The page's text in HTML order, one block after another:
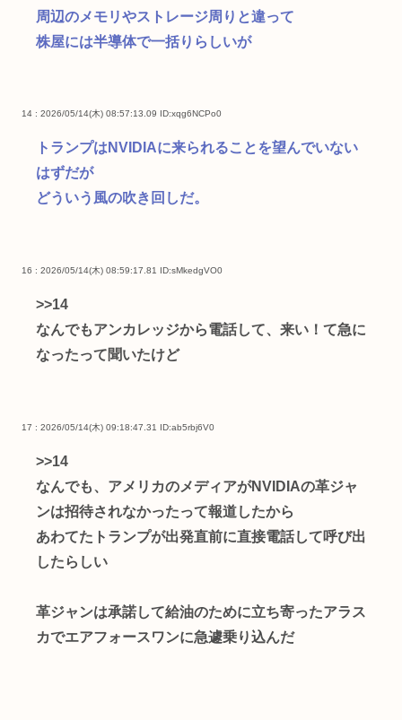
周辺のメモリやストレージ周りと違って
株屋には半導体で一括りらしいが
14 : 2026/05/14(木) 08:57:13.09 ID:xqg6NCPo0
トランプはNVIDIAに来られることを望んでいない
はずだが
どういう風の吹き回しだ。
16 : 2026/05/14(木) 08:59:17.81 ID:sMkedgVO0
>>14
なんでもアンカレッジから電話して、来い！て急に
なったって聞いたけど
17 : 2026/05/14(木) 09:18:47.31 ID:ab5rbj6V0
>>14
なんでも、アメリカのメディアがNVIDIAの革ジャ
ンは招待されなかったって報道したから
あわてたトランプが出発直前に直接電話して呼び出
したらしい
革ジャンは承諾して給油のために立ち寄ったアラス
カでエアフォースワンに急遽乗り込んだ